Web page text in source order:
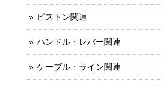
ピストン関連
ハンドル・レバー関連
ケーブル・ライン関連